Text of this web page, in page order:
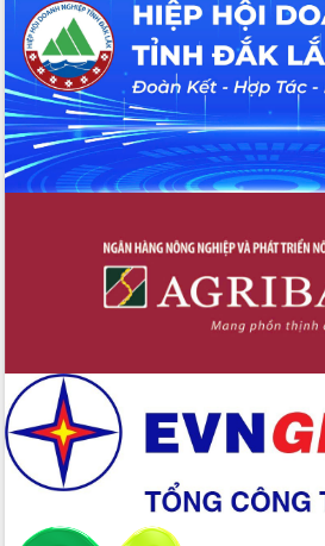
Đắk Lắk: Tôn vinh 46 giải pháp tại Hội
thi Sáng tạo Kỹ thuật 2024 - 2025
Đắk Lắk rà soát, điều chỉnh Đề án 190
về phát triển nuôi trồng thủy sản
Phó Chủ tịch UBND tỉnh Đắk Lắk
Trương Công Thái kiểm tra thực địa
Dự án cao tốc Khánh Hòa - Buôn Ma
Thuột
sản sống” trong dòng chảy toàn cầu
Xây dựng nông thôn mới: Nâng cao đời
sống người dân từ những mô hình thiết
nhanh tiến độ các dự án trọng điểm
trong Khu kinh tế Nam Phú Yên
Hòn Yến phát triển du lịch gắn với bảo
tồn biển
Lấy ý kiến điều chỉnh Quy hoạch tỉnh
Đắk Lắk thời kỳ 2021-2030, tầm nhìn
đến năm 2050